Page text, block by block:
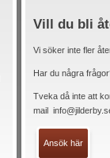
Vill du bli
Vi söker inte fler
Har du några
Tveka då inte att
mail
Ansök här